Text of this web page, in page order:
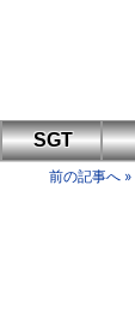
SGT
前の記事へ »